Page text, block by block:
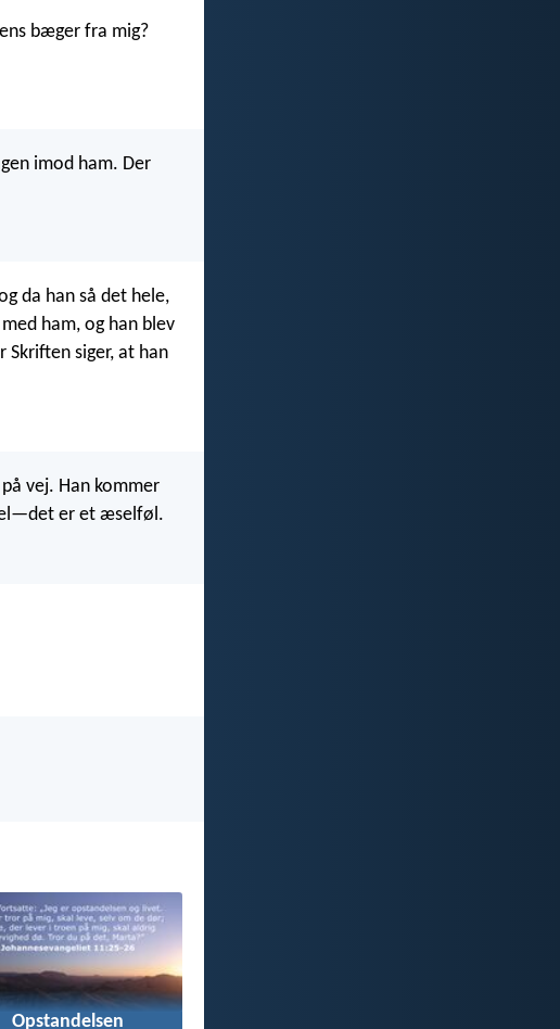
bæger fra mig?
imod ham. Der
da han så det hele,
ham, og han blev
siger, at han
vej. Han kommer
er et æselføl.
Opstandelsen